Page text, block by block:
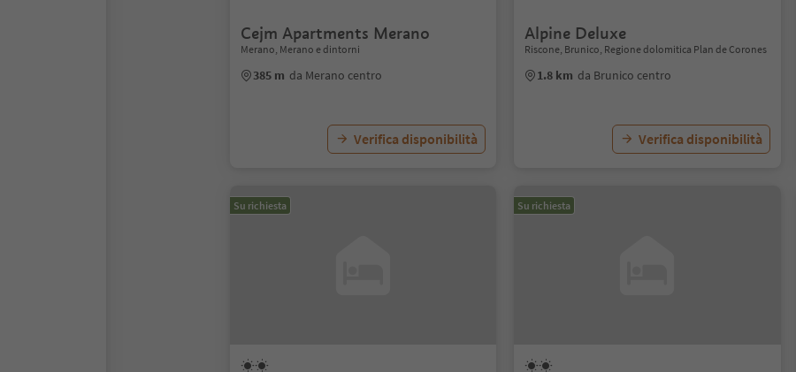
Cejm Apartments Merano
Merano, Merano e dintorni
385 m da Merano centro
Verifica disponibilità
Alpine Deluxe
Riscone, Brunico, Regione dolomitica Plan de Corones
1.8 km da Brunico centro
Verifica disponibilità
Su richiesta Su richiesta